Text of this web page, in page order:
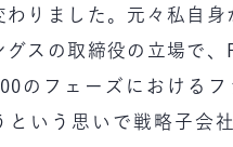
わりました。元々私自身
グスの取締役の立場で、
のフェーズにおけるフ
という思いで戦略子会